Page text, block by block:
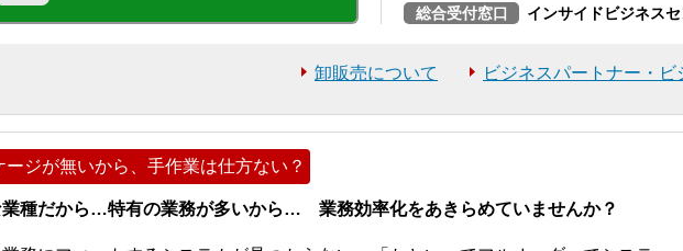
総合受付窓口
インサイドビジネス
卸販売について ビジネスパートナー・
ージが無いから、手作業は仕方ない？
業種だから…特有の業務が多いから… 業務効率化をあきらめていませんか？